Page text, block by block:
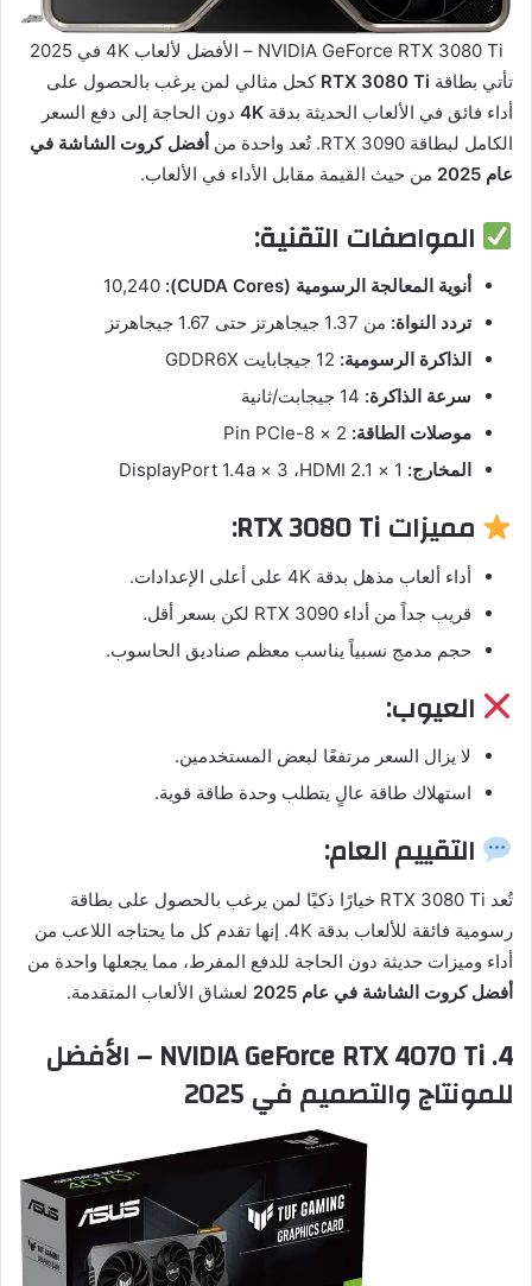
NVIDIA GeForce RTX 3080 Ti – الأفضل لألعاب 4K في 2025
تأتي بطاقة RTX 3080 Ti كحل مثالي لمن يرغب بالحصول على
أداء فائق في الألعاب الحديثة بدقة 4K دون الحاجة إلى دفع السعر
الكامل لبطاقة RTX 3090. تُعد واحدة من
أفضل كروت الشاشة في
عام 2025
من حيث القيمة مقابل الأداء في الألعاب.
المواصفات التقنية:
أنوية المعالجة الرسومية (CUDA Cores):
تردد النواة: من ‏1.37 جيجاهرتز حتى ‏1.67 جيجاهرتز
الذاكرة الرسومية:
سرعة الذاكرة:
موصلات الطاقة:
المخارج:
مميزات RTX 3080 Ti:
أداء ألعاب مذهل بدقة 4K على أعلى الإعدادات.
قريب جداً من أداء RTX 3090 لكن بسعر أقل.
حجم مدمج نسبياً يناسب معظم صناديق الحاسوب.
العيوب:
لا يزال السعر مرتفعًا لبعض المستخدمين.
استهلاك طاقة عالٍ يتطلب وحدة طاقة قوية.
التقييم العام:
تُعد RTX 3080 Ti خيارًا ذكيًا لمن يرغب بالحصول على بطاقة
رسومية فائقة للألعاب بدقة 4K. إنها تقدم كل ما يحتاجه اللاعب من
أداء وميزات حديثة دون الحاجة للدفع المفرط، مما يجعلها واحدة من
أفضل كروت الشاشة في عام 2025
لعشاق الألعاب المتقدمة.
4. NVIDIA GeForce RTX 4070 Ti – الأفضل
للمونتاج والتصميم في 2025